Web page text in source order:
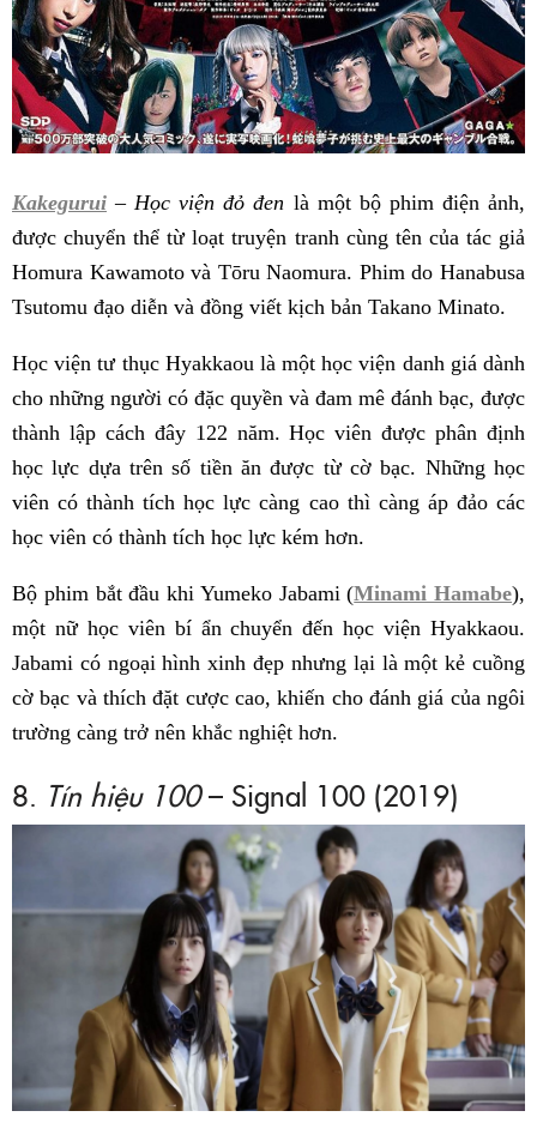
Kakegurui – Học viện đỏ đen là một bộ phim điện ảnh,
được chuyển thể từ loạt truyện tranh cùng tên của tác giả
Homura Kawamoto và Tōru Naomura. Phim do Hanabusa
Tsutomu đạo diễn và đồng viết kịch bản Takano Minato.
Học viện tư thục Hyakkaou là một học viện danh giá dành
cho những người có đặc quyền và đam mê đánh bạc, được
thành lập cách đây 122 năm. Học viên được phân định
học lực dựa trên số tiền ăn được từ cờ bạc. Những học
viên có thành tích học lực càng cao thì càng áp đảo các
học viên có thành tích học lực kém hơn.
Bộ phim bắt đầu khi Yumeko Jabami (Minami Hamabe),
một nữ học viên bí ẩn chuyển đến học viện Hyakkaou.
Jabami có ngoại hình xinh đẹp nhưng lại là một kẻ cuồng
cờ bạc và thích đặt cược cao, khiến cho đánh giá của ngôi
trường càng trở nên khắc nghiệt hơn.
8. Tín hiệu 100– Signal 100 (2019)